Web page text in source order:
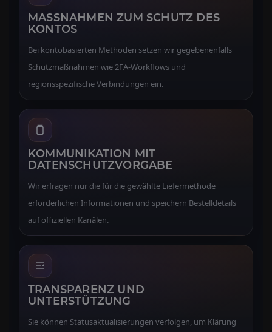
MASSNAHMEN ZUM SCHUTZ DES K
ONTOS
Bei kontobasierten Methoden setzen wir gegebenenfalls
Schutzmaßnahmen wie 2FA-Workflows und
regionsspezifische Verbindungen ein.
KOMMUNIKATION MIT
DATENSCHUTZVORGABE
Wir erfragen nur die für die gewählte Liefermethode
erforderlichen Informationen und speichern Bestelldetails
auf offiziellen Kanälen.
TRANSPARENZ UND
UNTERSTÜTZUNG
Sie können Statusaktualisierungen verfolgen, um Klärung